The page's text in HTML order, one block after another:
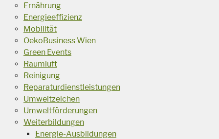
Ernährung
Energieeffizienz
Mobilität
OekoBusiness Wien
Green Events
Raumluft
Reinigung
Reparaturdienstleistungen
Umweltzeichen
Umweltförderungen
Weiterbildungen
Energie-Ausbildungen